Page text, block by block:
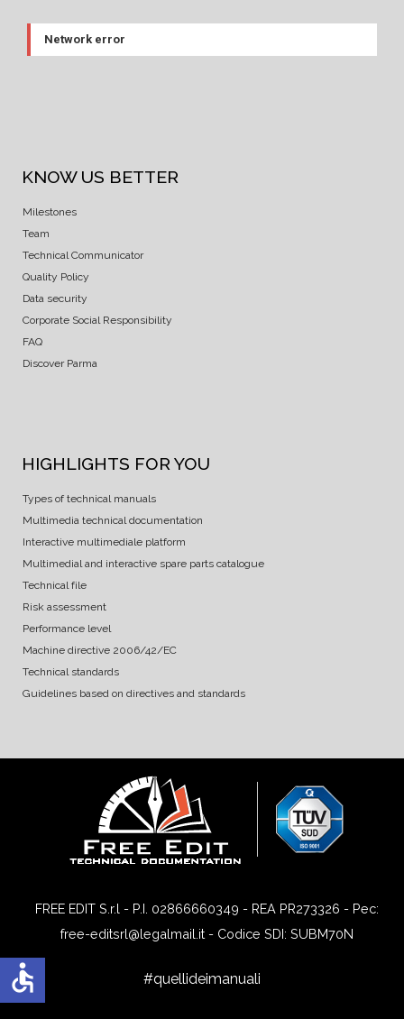
Network error
KNOW US BETTER
Milestones
Team
Technical Communicator
Quality Policy
Data security
Corporate Social Responsibility
FAQ
Discover Parma
HIGHLIGHTS FOR YOU
Types of technical manuals
Multimedia technical documentation
Interactive multimediale platform
Multimedial and interactive spare parts catalogue
Technical file
Risk assessment
Performance level
Machine directive 2006/42/EC
Technical standards
Guidelines based on directives and standards
FREE EDIT S.r.l - P.I. 02866660349 - REA PR273326 - Pec:
free-editsrl@legalmail.it - Codice SDI: SUBM70N
#quellideimanuali
accessible